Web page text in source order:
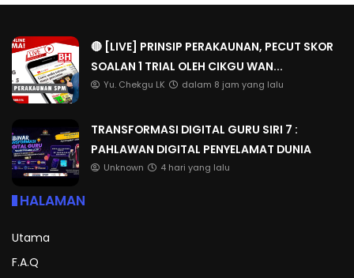
🔴 [LIVE] PRINSIP PERAKAUNAN, PECUT SKOR
SOALAN 1 TRIAL OLEH CIKGU WAN...
Yu. Chekgu LK dalam 8 jam yang lalu
TRANSFORMASI DIGITAL GURU SIRI 7 :
PAHLAWAN DIGITAL PENYELAMAT DUNIA
Unknown 4 hari yang lalu
HALAMAN
Utama
F.A.Q